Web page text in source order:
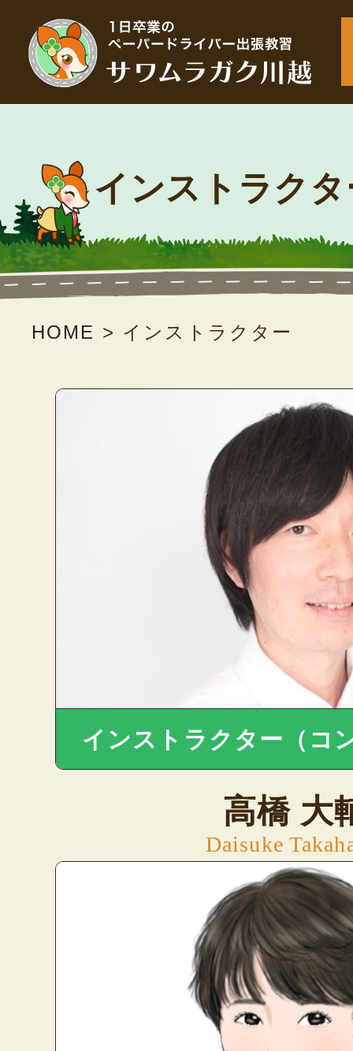
インストラク
HOME > インストラクター
高橋 大
Daisuke
インストラクター（コ